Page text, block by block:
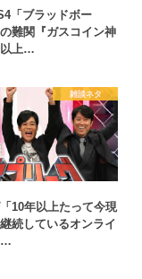
「ブラッドボー
難関『ガスコイン神
以上…
雑談ネタ
10年以上たって今現
続しているオンライ
…